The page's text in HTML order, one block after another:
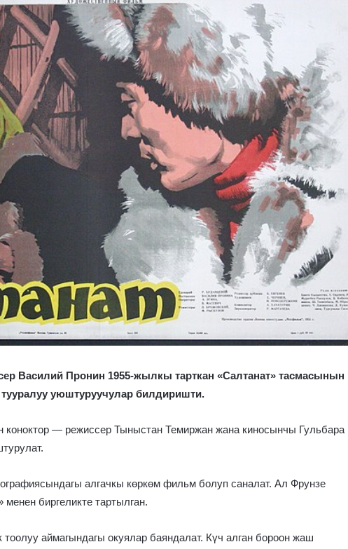
Василий Пронин 1955-жылкы тарткан «Салтанат» тасмасынын
тууралуу уюштуруучулар билдиришти.
коноктор — режиссер Тыныстан Темиржан жана киносынчы Гульбара
алгачкы көркөм фильм болуп саналат. Ал Фрунзе
биргеликте тартылган.
аймагындагы окуялар баяндалат. Күч алган бороон жаш